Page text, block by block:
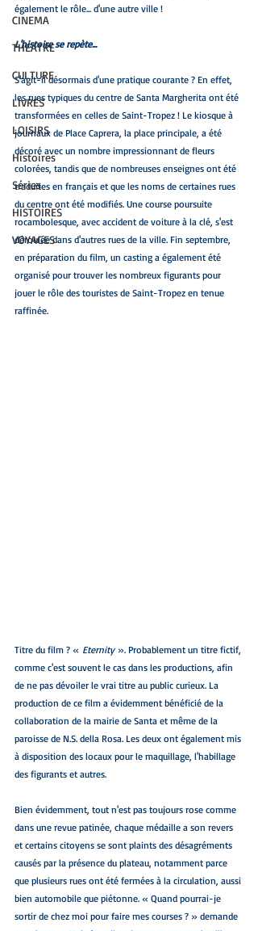
CINEMA
THEATRE
CULTURE
LIVRES
LOISIRS
Histoires
Séries
HISTOIRES
VOYAGES
également le rôle... d'une autre ville !
L'histoire se repète...
S'agit-il désormais d'une pratique courante ? En effet,
les rues typiques du centre de Santa Margherita ont été
transformées en celles de Saint-Tropez ! Le kiosque à
journaux de Place Caprera, la place principale, a été
décoré avec un nombre impressionnant de fleurs
colorées, tandis que de nombreuses enseignes ont été
traduites en français et que les noms de certaines rues
du centre ont été modifiés. Une course poursuite
rocambolesque, avec accident de voiture à la clé, s'est
déroulée dans d'autres rues de la ville. Fin septembre,
en préparation du film, un casting a également été
organisé pour trouver les nombreux figurants pour
jouer le rôle des touristes de Saint-Tropez en tenue
raffinée.
Titre du film ? « Eternity ». Probablement un titre fictif,
comme c'est souvent le cas dans les productions, afin
de ne pas dévoiler le vrai titre au public curieux. La
production de ce film a évidemment bénéficié de la
collaboration de la mairie de Santa et même de la
paroisse de N.S. della Rosa. Les deux ont également mis
à disposition des locaux pour le maquillage, l'habillage
des figurants et autres.
Bien évidemment, tout n'est pas toujours rose comme
dans une revue patinée, chaque médaille a son revers
et certains citoyens se sont plaints des désagréments
causés par la présence du plateau, notamment parce
que plusieurs rues ont été fermées à la circulation, aussi
bien automobile que piétonne. « Quand pourrai-je
sortir de chez moi pour faire mes courses ? » demande